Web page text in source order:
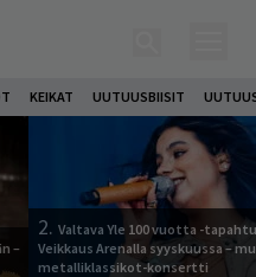
KEIKAT UUTUUSBIISIT
–
2. Valtava Yle 100 vuotta -
Veikkaus Arenalla syyskuussa –
metalliklassikot-konsertti